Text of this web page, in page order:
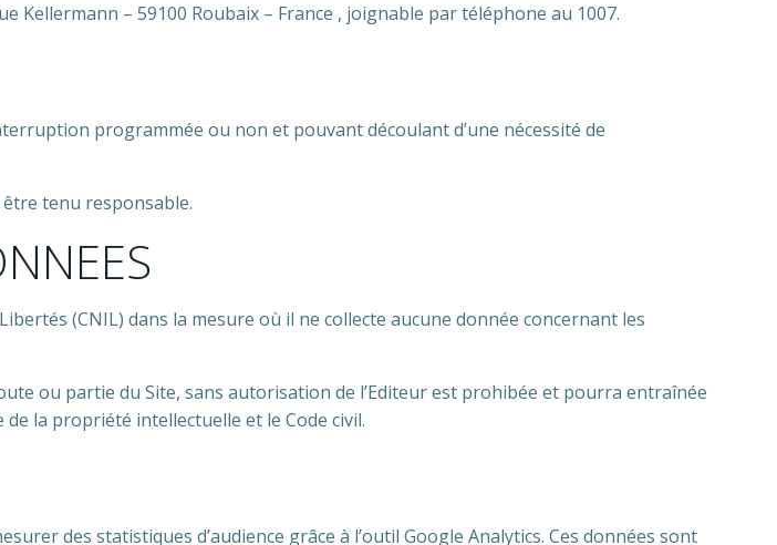
Kellermann – 59100 Roubaix – France , joignable par téléphone au 1007.
programmée ou non et pouvant découlant d’une nécessité de
tenu responsable.
(CNIL) dans la mesure où il ne collecte aucune donnée concernant les
ou partie du Site, sans autorisation de l’Editeur est prohibée et pourra entraînée
la propriété intellectuelle et le Code civil.
des statistiques d’audience grâce à l’outil Google Analytics. Ces données sont